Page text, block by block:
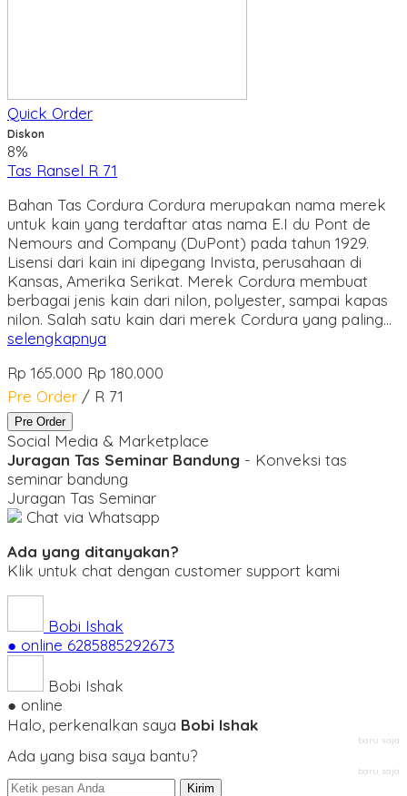
Quick Order
Diskon
8%
Tas Ransel R 71
Bahan Tas Cordura Cordura merupakan nama merek
untuk kain yang terdaftar atas nama E.I du Pont de
Nemours and Company (DuPont) pada tahun 1929.
Lisensi dari kain ini dipegang Invista, perusahaan di
Kansas, Amerika Serikat. Merek Cordura membuat
berbagai jenis kain dari nilon, polyester, sampai kapas
nilon. Salah satu kain dari merek Cordura yang paling…
selengkapnya
Rp 165.000 Rp 180.000
Pre Order / R 71
Pre Order
Social Media & Marketplace
Juragan Tas Seminar Bandung - Konveksi tas
seminar bandung
Juragan Tas Seminar
Chat via Whatsapp
Ada yang ditanyakan?
Klik untuk chat dengan customer support kami
Bobi Ishak
● online 6285885292673
Bobi Ishak
● online
Halo, perkenalkan saya Bobi Ishak
baru saja
Ada yang bisa saya bantu?
baru saja
Kirim